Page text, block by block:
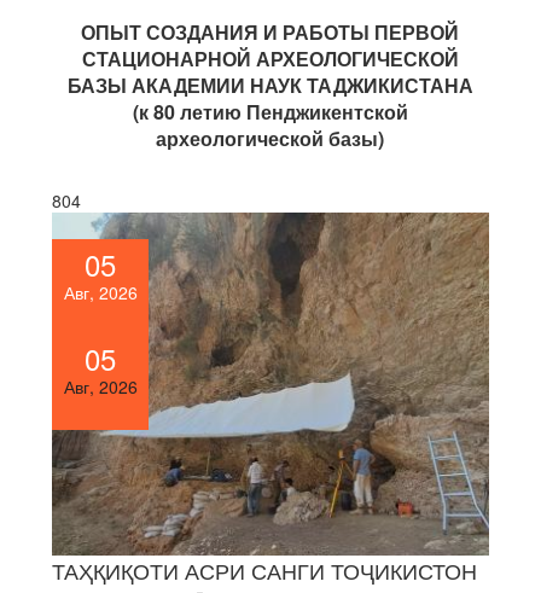
ОПЫТ СОЗДАНИЯ И РАБОТЫ ПЕРВОЙ
СТАЦИОНАРНОЙ АРХЕОЛОГИЧЕСКОЙ
БАЗЫ АКАДЕМИИ НАУК ТАДЖИКИСТАНА
(к 80 летию Пенджикентской
археологической базы)
804
05
Авг, 2026
05
Авг, 2026
ТАҲҚИҚОТИ АСРИ САНГИ ТОҶИКИСТОН